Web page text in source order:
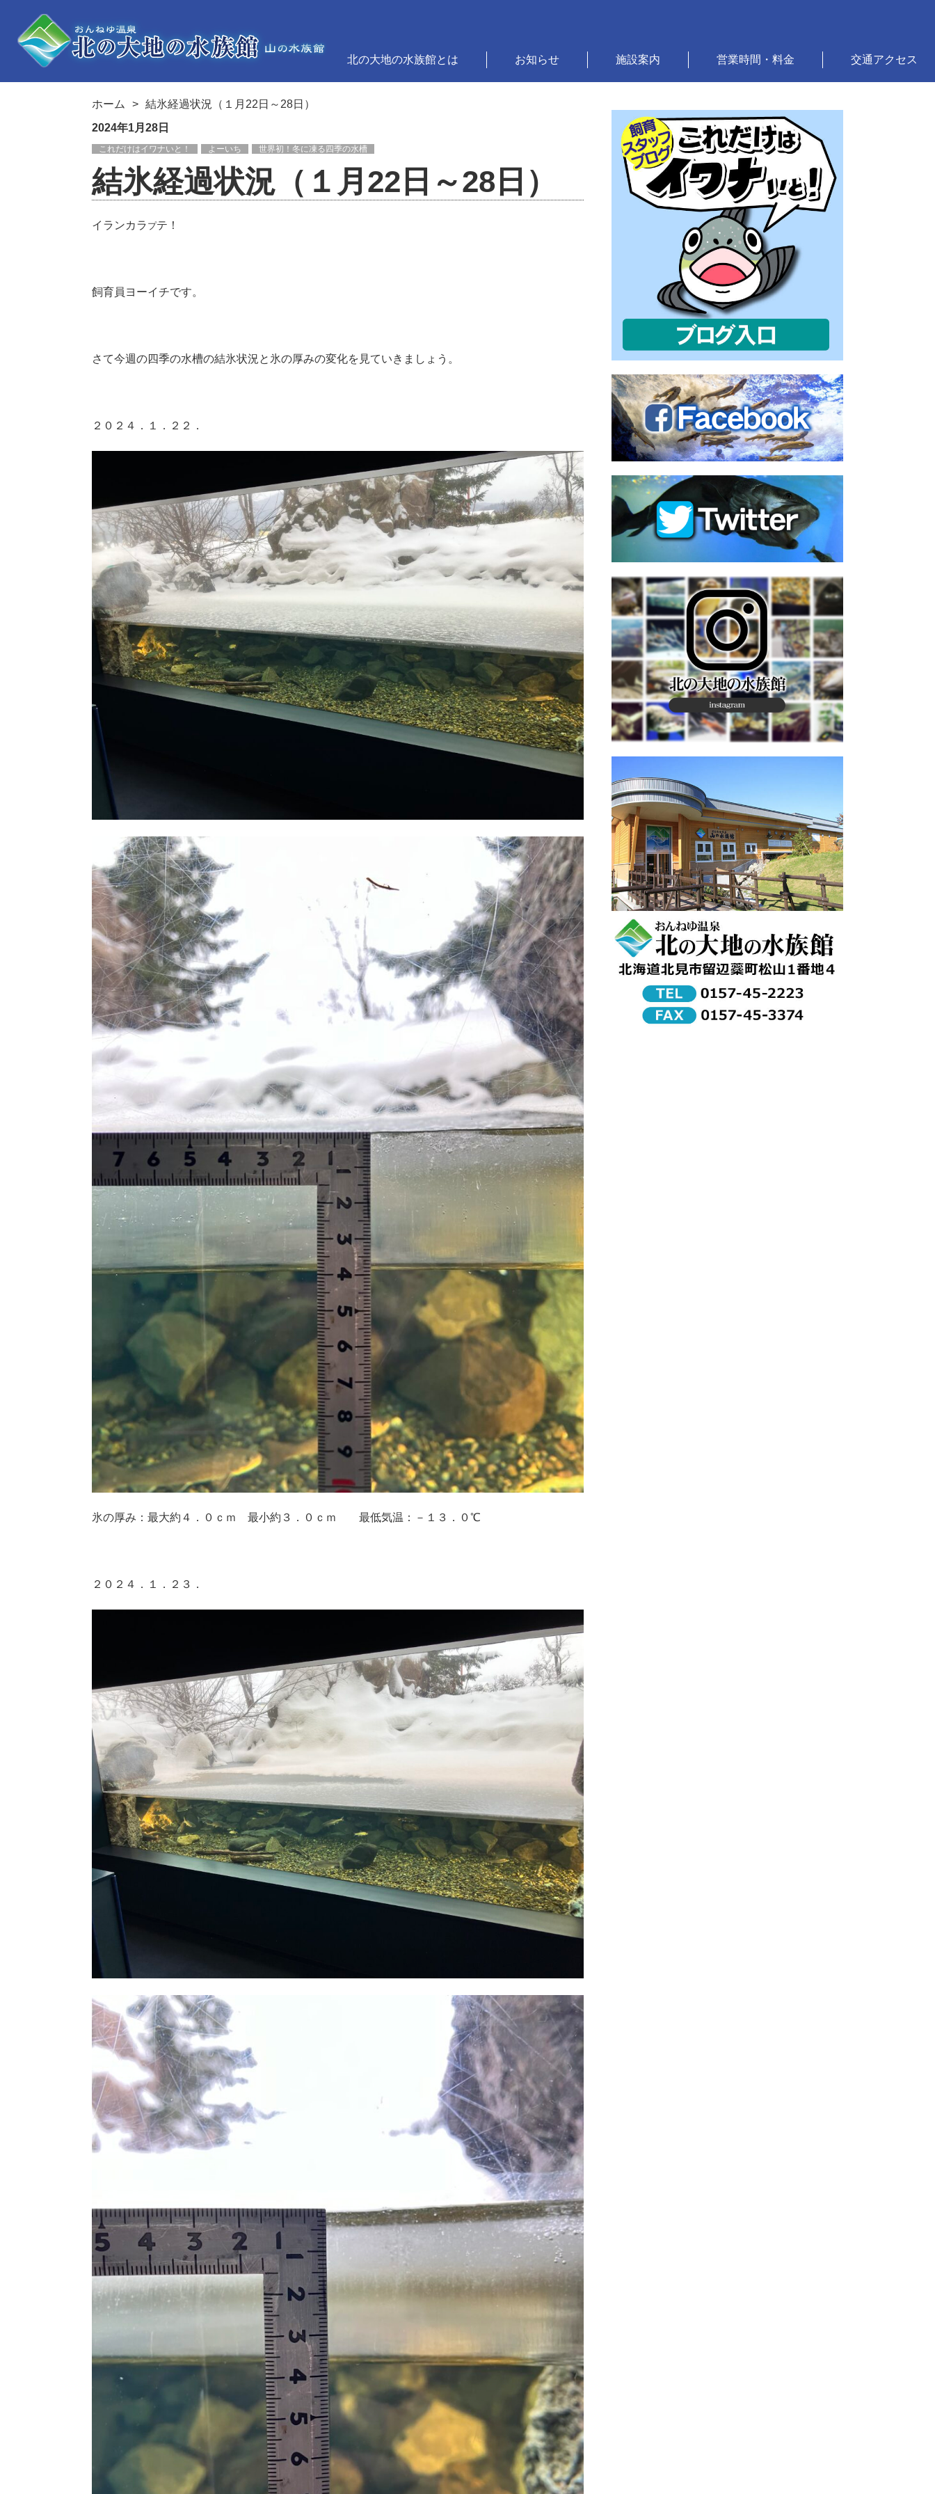
北の大地の水族館とは お知らせ 施設案内 営業時間・料金 交通アクセス
ホーム
結氷経過状況（１月22日～28日）
2024年1月28日
これだけはイワナいと！ よーいち 世界初！冬に凍る四季の水槽
結氷経過状況（１月22日～28日）
イランカラ プテ！
飼育員ヨーイチです。
さて今週の四季の水槽の結氷状況と氷の厚みの変化を見ていきましょう。
２０２４．１．２２．
氷の厚み：最大約４．０ｃｍ 最小約３．０ｃｍ 最低気温：－１３．０℃
２０２４．１．２３．